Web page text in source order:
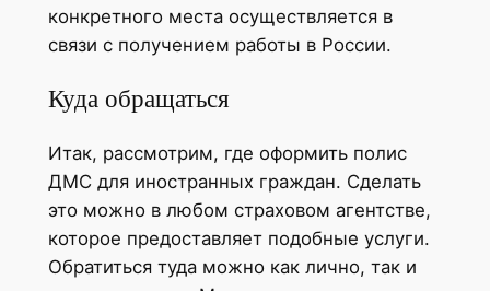
конкретного места осуществляется в
связи с получением работы в России.
Куда обращаться
Итак, рассмотрим, где оформить полис
ДМС для иностранных граждан. Сделать
это можно в любом страховом агентстве,
которое предоставляет подобные услуги.
Обратиться туда можно как лично, так и